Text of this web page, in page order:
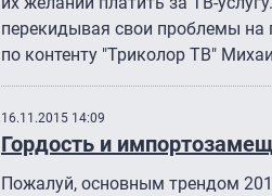
перекидывая свои проблемы на
по контенту "Триколор ТВ"
16.11.2015 14:09
Гордость и
Пожалуй, основным трендом